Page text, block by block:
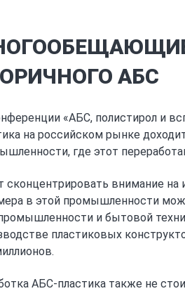
АБС
«АБС, полистирол и
на российском рынке
где этот
сконцентрировать внимание на
в этой промышленности
и бытовой
пластиковых
АБС-пластика также не